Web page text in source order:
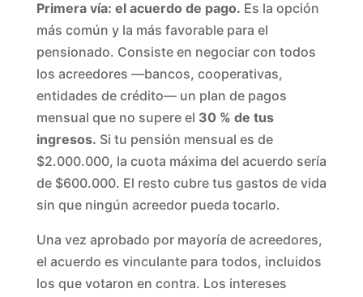
Primera vía: el acuerdo de pago. Es la opción
más común y la más favorable para el
pensionado. Consiste en negociar con todos
los acreedores —bancos, cooperativas,
entidades de crédito— un plan de pagos
mensual que no supere el 30 % de tus
ingresos. Si tu pensión mensual es de
$2.000.000, la cuota máxima del acuerdo sería
de $600.000. El resto cubre tus gastos de vida
sin que ningún acreedor pueda tocarlo.
Una vez aprobado por mayoría de acreedores,
el acuerdo es vinculante para todos, incluidos
los que votaron en contra. Los intereses